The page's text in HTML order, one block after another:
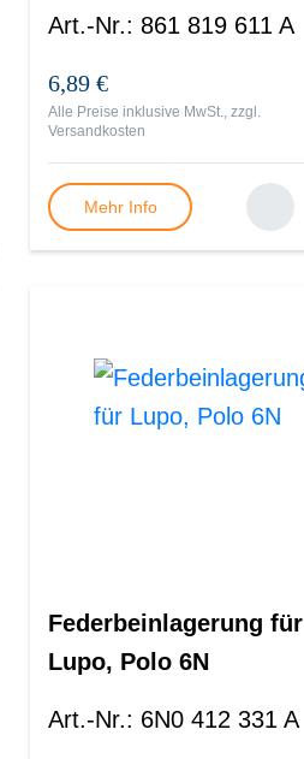
Art.-Nr.: 861 819 611 A
6,89 €
Alle Preise inklusive MwSt., zzgl.
Versandkosten
Mehr Info
Federbeinlagerung für
Lupo, Polo 6N
Art.-Nr.: 6N0 412 331 A